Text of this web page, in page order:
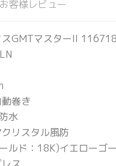
お客様レビュー
GMTマスターII
巻き
水
リスタル風防
ルド：18K)イエローゴ